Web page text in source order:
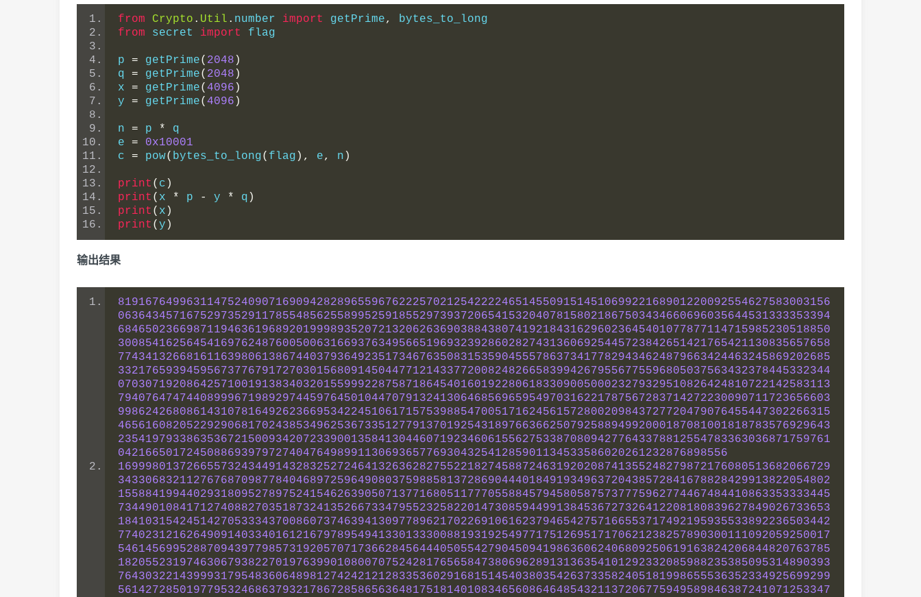
from Crypto . Util . number import getPrime,
bytes_to_long
from secret import flag
p = getPrime( 2048 )
q = getPrime( 2048 )
x = getPrime( 4096 )
y = getPrime( 4096 )
n = p *
q
e =
0x10001
c = pow( bytes_to_long( flag ), e, n )
print ( c )
print ( x * p - y * q )
print ( x )
print ( y )
输出结果
81916764996311475240907169094282896559676222570212542222465145509151451069922168901220092554627583003156
06364345716752973529117855485625589952591855297393720654153204078158021867503434660696035644531333353394
68465023669871194636196892019998935207213206263690388438074192184316296023645401077877114715985230518850
30085416256454169762487600500631669376349566519693239286028274313606925445723842651421765421130835657658
77434132668161163980613867440379364923517346763508315359045557863734177829434624879663424463245869202685
33217659394595673776791727030156809145044771214337720082482665839942679556775596805037563432378445332344
07030719208642571001913834032015599922875871864540160192280618330900500023279329510826424810722142583113
79407647474408999671989297445976450104470791324130646856965954970316221787567283714272230090711723656603
99862426808614310781649262366953422451061715753988547005171624561572800209843727720479076455447302266315
46561608205229290681702438534962536733512779137019254318976636625079258894992000187081001818783576929643
23541979338635367215009342072339001358413044607192346061556275338708094277643378812554783363036871759761
04216650172450886939797274047649899113069365776930432541285901134533586020261232876898556
16999801372665573243449143283252724641326362827552218274588724631920208741355248279872176080513682066729
34330683211276768709877840468972596490803759885813728690444018491934963720438572841678828429913822054802
15588419944029318095278975241546263905071377168051177705588457945805875737775962774467484410863353333445
73449010841712740882703518732413526673347955232582201473085944991384536727326412208180839627849026733653
18410315424514270533343700860737463941309778962170226910616237946542757166553717492195935533892236503442
77402312162649091403340161216797895494133013330088193192549771751269517170621238257890300111092059250017
54614569952887094397798573192057071736628456444050554279045094198636062406809250619163824206844820763785
18205523197463067938227019763990108007075242817656584738069628913136354101292332085988235385095314890393
76430322143999317954836064898127424212128335360291681514540380354263733582405181998655536352334925699299
56142728501977953246863793217867285865636481751814010834656086464854321137206775949589846387241071253347